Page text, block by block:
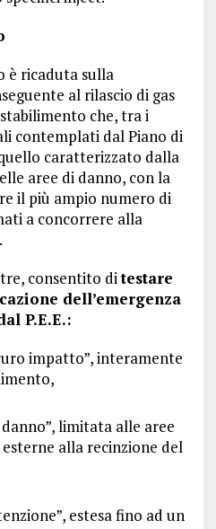
è ricaduta sulla
al rilascio di gas
che, tra i
contemplati dal Piano di
caratterizzato dalla
aree di danno, con la
il più ampio numero di
a concorrere alla
consentito ditestare
dell’emergenza
P.E.E.:
impatto”, interamente
limitata alle aree
alla recinzione del
estesa fino ad un